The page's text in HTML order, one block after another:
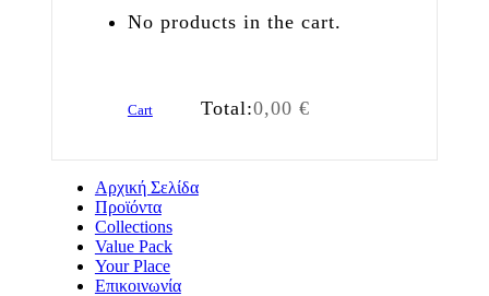
No products in the cart.
Cart Total:0,00 €
Αρχική Σελίδα
Προϊόντα
Collections
Value Pack
Your Place
Επικοινωνία